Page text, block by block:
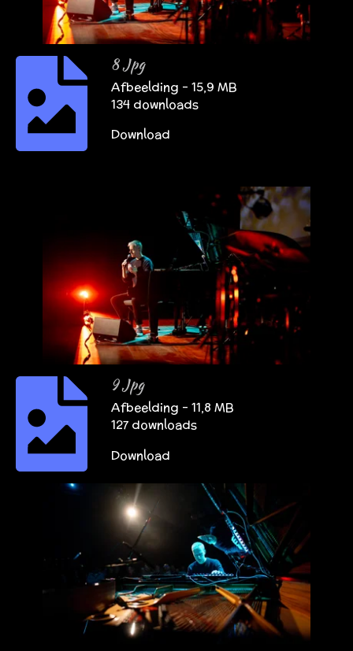
8 Jpg
Afbeelding – 15,9 MB
134 downloads
Download
9 Jpg
Afbeelding – 11,8 MB
127 downloads
Download